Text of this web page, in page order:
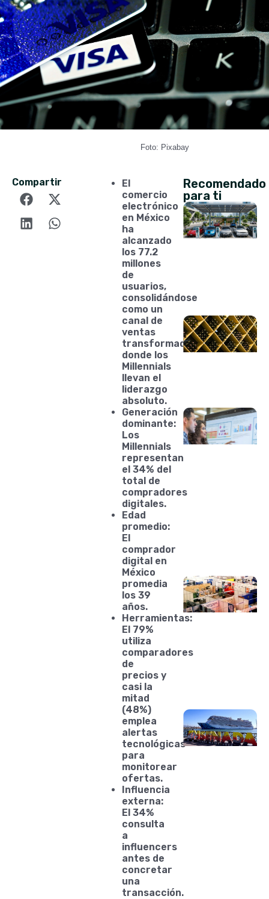
Foto: Pixabay
Compartir
El
comercio
electrónico
en México
ha
alcanzado
los 77.2
millones
de
usuarios,
consolidándose
como un
canal de
ventas
transformador
donde los
Millennials
llevan el
liderazgo
absoluto.
Generación
dominante:
Los
Millennials
representan
el 34% del
total de
compradores
digitales.
Edad
promedio:
El
comprador
digital en
México
promedia
los 39
años.
Herramientas:
El 79%
utiliza
comparadores
de
precios y
casi la
mitad
(48%)
emplea
alertas
tecnológicas
para
monitorear
ofertas.
Influencia
externa:
El 34%
consulta
a
influencers
antes de
concretar
una
transacción.
Recomendado
para ti